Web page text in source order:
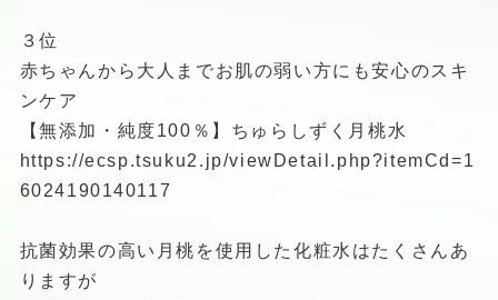
３位
赤ちゃんから大人までお肌の弱い方にも安心のスキ
ンケア
【無添加・純度100％】ちゅらしずく月桃水
https://ecsp.tsuku2.jp/viewDetail.php?itemCd=1
6024190140117
抗菌効果の高い月桃を使用した化粧水はたくさんあ
りますが